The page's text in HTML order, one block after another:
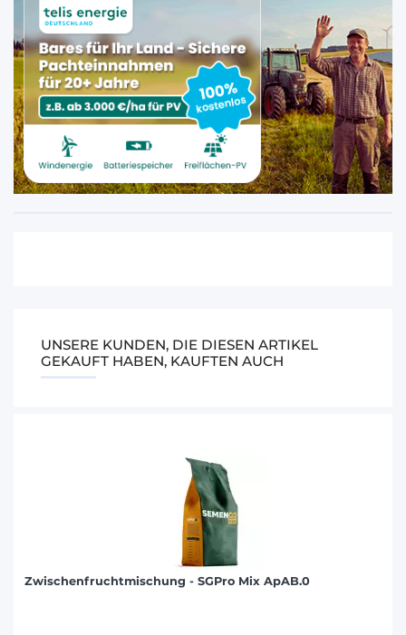
UNSERE KUNDEN, DIE DIESEN ARTIKEL
GEKAUFT HABEN, KAUFTEN AUCH
Zwischenfruchtmischung - SGPro Mix ApAB.0